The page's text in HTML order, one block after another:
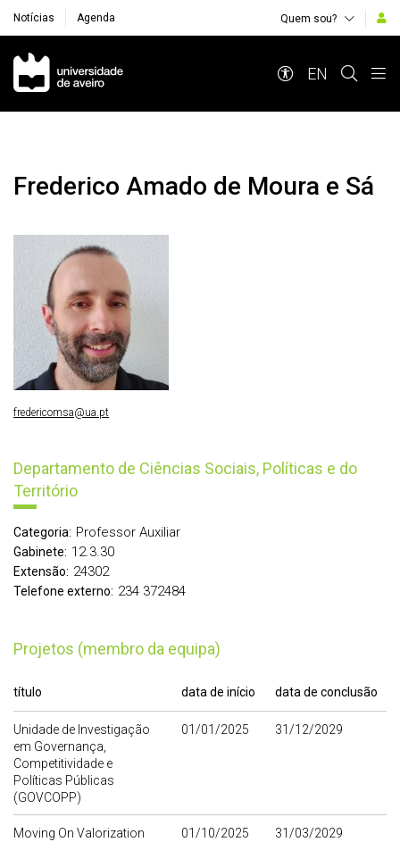
Notícias Agenda Quem sou?
Navegação Principal
EN
Frederico Amado de Moura e Sá
Departamento de Ciências Sociais, Políticas e do
Território
Categoria: Professor Auxiliar
Gabinete: 12.3.30
Extensão: 24302
Telefone externo: 234 372484
Projetos (membro da equipa)
título data de início data de conclusão
Unidade de Investigação
em Governança,
Competitividade e
Políticas Públicas
(GOVCOPP)
01/01/2025 31/12/2029
Moving On Valorization
01/10/2025 31/03/2029
fredericomsa@ua.pt